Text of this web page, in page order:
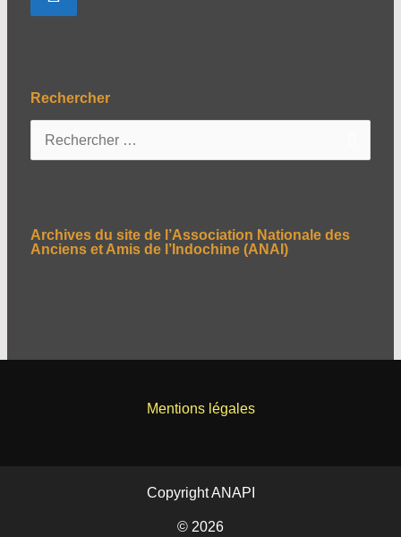
Rechercher
rArchives du site de l’Association Nationale des
Anciens et Amis de l’Indochine (ANAI)
Mentions légales
Copyright ANAPI
© 2026